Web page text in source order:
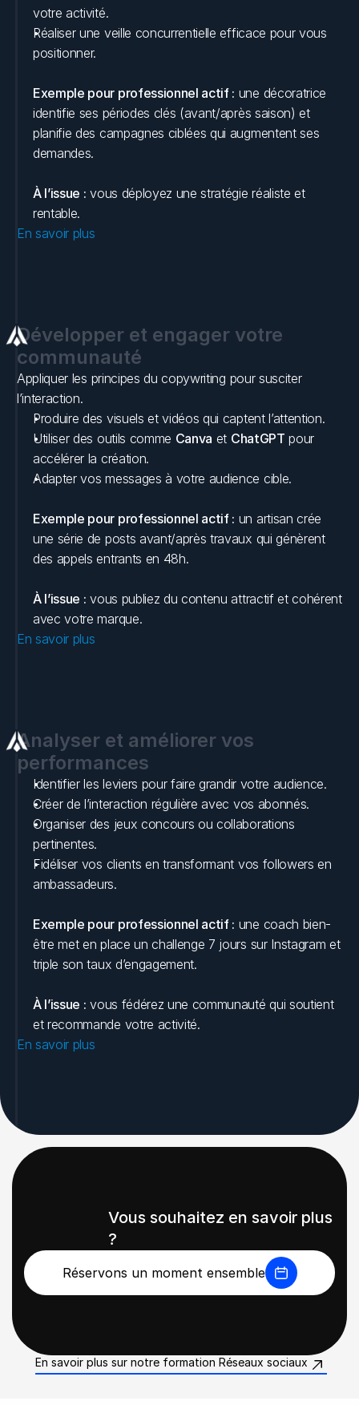
votre activité.
Réaliser une veille concurrentielle efficace pour vous
positionner.
Exemple pour professionnel actif : une décoratrice
identifie ses périodes clés (avant/après saison) et
planifie des campagnes ciblées qui augmentent ses
demandes.
À l’issue : vous déployez une stratégie réaliste et
rentable.
En savoir plus
Développer et engager votre
communauté
Appliquer les principes du copywriting pour susciter
l’interaction.
Produire des visuels et vidéos qui captent l’attention.
Utiliser des outils comme Canva et ChatGPT pour
accélérer la création.
Adapter vos messages à votre audience cible.
Exemple pour professionnel actif : un artisan crée
une série de posts avant/après travaux qui génèrent
des appels entrants en 48h.
À l’issue : vous publiez du contenu attractif et cohérent
avec votre marque.
En savoir plus
Analyser et améliorer vos
performances
Identifier les leviers pour faire grandir votre audience.
Créer de l’interaction régulière avec vos abonnés.
Organiser des jeux concours ou collaborations
pertinentes.
Fidéliser vos clients en transformant vos followers en
ambassadeurs.
Exemple pour professionnel actif : une coach bien-
être met en place un challenge 7 jours sur Instagram et
triple son taux d’engagement.
À l’issue : vous fédérez une communauté qui soutient
et recommande votre activité.
En savoir plus
Vous souhaitez en savoir plus
?
Réservons un moment ensemble
En savoir plus sur notre formation Réseaux sociaux